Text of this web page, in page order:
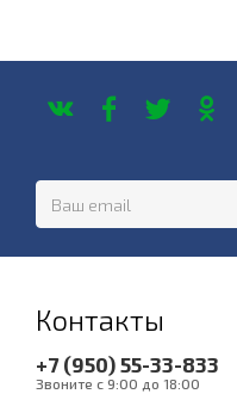
Контакты
+7 (950) 55-33-833
Звоните с 9:00 до 18:00